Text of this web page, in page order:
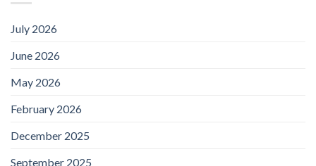
July 2026
June 2026
May 2026
February 2026
December 2025
September 2025